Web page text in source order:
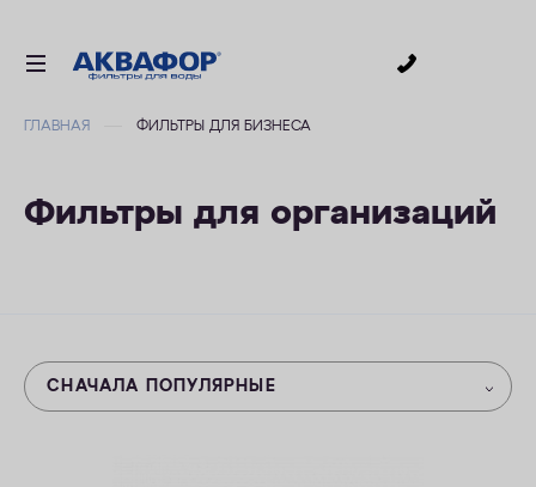
ДЛЯ ВАННОЙ
ГЛАВНАЯ ФИЛЬТРЫ ДЛЯ БИЗНЕСА
Фильтры для организаций
СНАЧАЛА ПОПУЛЯРНЫЕ